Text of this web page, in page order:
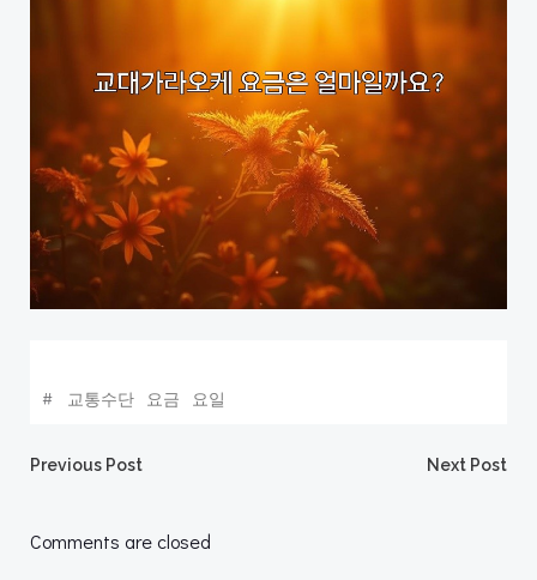
# 교통수단 요금 요일
Post
navigation
Previous Post Next Post
Comments are closed